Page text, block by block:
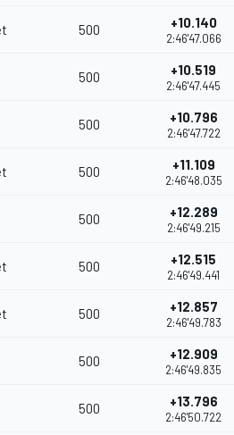
500 +10.140
2:46'47.066
500 +10.519
2:46'47.445
500 +10.796
2:46'47.722
500 +11.109
2:46'48.035
500 +12.289
2:46'49.215
500 +12.515
2:46'49.441
500 +12.857
2:46'49.783
500 +12.909
2:46'49.835
500 +13.796
2:46'50.722